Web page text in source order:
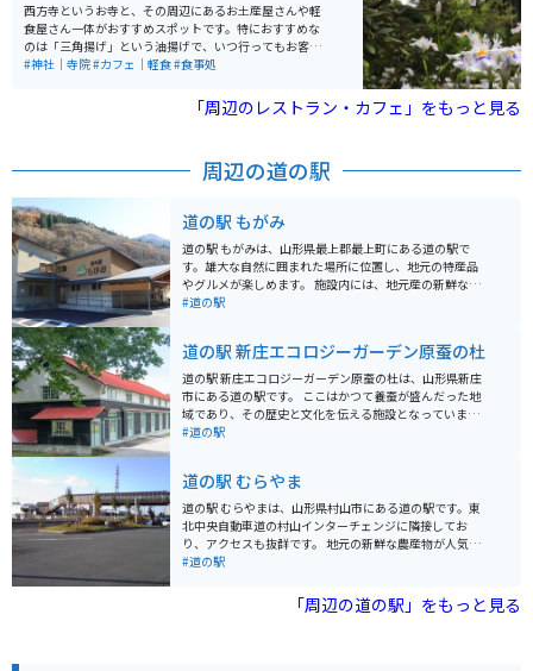
西方寺というお寺と、その周辺にあるお土産屋さんや軽
食屋さん一体がおすすめスポットです。特におすすめな
のは「三角揚げ」という油揚げで、いつ行ってもお客さ
んが行列をなしている人気のお豆腐屋さんです。ここの
#神社｜寺院#カフェ｜軽食#食事処
「周辺のレストラン・カフェ」をもっと見る
周辺の道の駅
道の駅 もがみ
道の駅 もがみは、山形県最上郡最上町にある道の駅で
す。雄大な自然に囲まれた場所に位置し、地元の特産品
やグルメが楽しめます。 施設内には、地元産の新鮮な野
菜や山菜、果物を販売する農産物直売所や、郷土料理や
る場合、道の駅 もがみは、広々とした駐車場が完備され
ているので安心です。周辺には、蔵王連峰や月山など、
風光明媚なツーリングコースが広がっています。道の駅
でもらえる観光マップを参考に、絶景スポットを巡って
みてはいかがでしょうか。 道の駅 もがみは、地元の特産
#道の駅
道の駅 新庄エコロジーガーデン原蚕の杜
道の駅 新庄エコロジーガーデン原蚕の杜は、山形県新庄
市にある道の駅です。 ここはかつて養蚕が盛んだった地
域であり、その歴史と文化を伝える施設となっていま
す。 道の駅には、地元産の農産物や特産品を販売する直
ーもあり、養蚕の歴史や絹織物の製造工程などを学ぶこ
とができます。 新庄市は、最上川に沿って広がる盆地に
位置し、自然豊かな景観に恵まれています。 周辺には、
最上峡や神室山などの景勝地があり、ハイキングやキャ
ンプなどのアウトドアアクティビティも楽しめます。 バ
号線が通っており、アクセスも便利です。 道の駅の近隣
#道の駅
道の駅 むらやま
道の駅 むらやまは、山形県村山市にある道の駅です。東
北中央自動車道の村山インターチェンジに隣接してお
り、アクセスも抜群です。 地元の新鮮な農産物が人気
で、特に「東根さくらんぼ」や「ラ・フランス」といっ
材を使った郷土料理や、蕎麦などが楽しめます。バイク
で訪れる際は、駐車場も広々としているので安心です。
#道の駅
「周辺の道の駅」をもっと見る